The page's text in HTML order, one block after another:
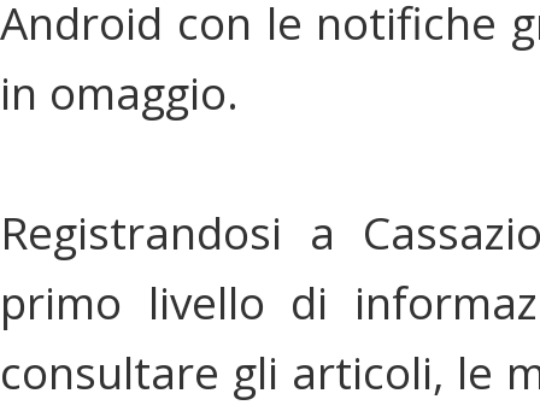
Android con le notifiche
in omaggio.
Registrandosi a
primo livello di
consultare gli articoli, le